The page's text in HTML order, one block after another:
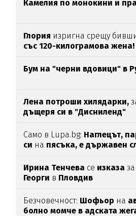
Камелия по монокини и
Глория изригна срещу
със 120-килограмова жена!
Бум на "черни вдовици" в
Лена потроши хилядарки,
дъщеря си в "Дисниленд"
Само в Lupa.bg: Наглецът,
си на пясъка, е държавен
Ирина Тенчева се изказа
Георги в Пловдив
Безчовечност: Шофьор на
болно момче в адската